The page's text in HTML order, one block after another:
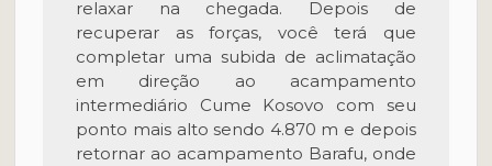
relaxar na chegada. Depois de
recuperar as forças, você terá que
completar uma subida de aclimatação
em direção ao acampamento
intermediário Cume Kosovo com seu
ponto mais alto sendo 4.870 m e depois
retornar ao acampamento Barafu, onde